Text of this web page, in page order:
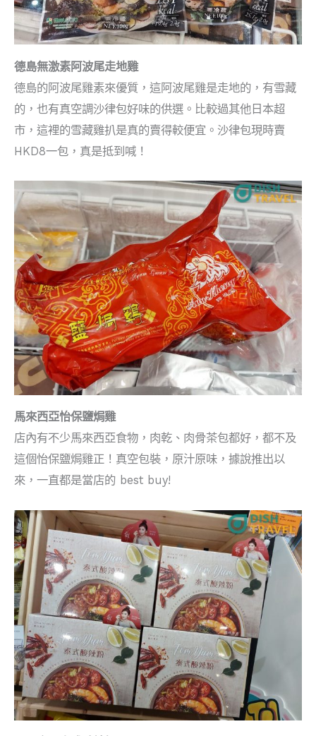
德島無激素阿波尾走地雞
德島的阿波尾雞素來優質，這阿波尾雞是走地的，有雪藏
的，也有真空調沙律包好味的供選。比較過其他日本超
市，這裡的雪藏雞扒是真的賣得較便宜。沙律包現時賣
HKD8一包，真是抵到喊！
馬來西亞怡保鹽焗雞
店內有不少馬來西亞食物，肉乾、肉骨茶包都好，都不及
這個怡保鹽焗雞正！真空包裝，原汁原味，據說推出以
來，一直都是當店的 best buy!